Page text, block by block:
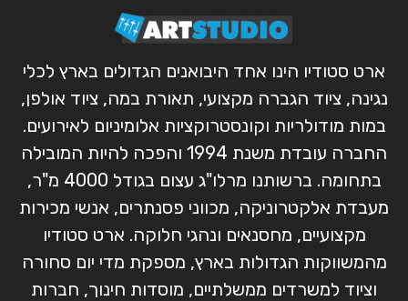
ארט סטודיו הינו אחד היבואנים הגדולים בארץ לכלי
נגינה, ציוד הגברה מקצועי, תאורת במה, ציוד אולפן,
במות מודולריות וקונסטרוקציות אלומיניום לאירועים.
החברה עובדת משנת 1994 והפכה להיות המובילה
בתחומה. ברשותנו מרלו"ג עצום בגודל 4000 מ"ר,
מעבדת אלקטרוניקה, מכווני פסנתרים, אנשי מכירות
מקצועיים, מחסנאים ונהגי חלוקה. ארט סטודיו
מהמשווקות הגדולות בארץ, מספקת מדי יום סחורה
וציוד למשרדים ממשלתיים, מוסדות חינוך, חברות